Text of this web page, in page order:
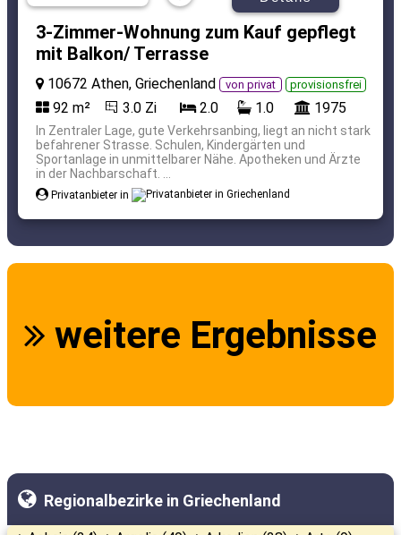
3-Zimmer-Wohnung zum Kauf gepflegt
mit Balkon/ Terrasse
10672 Athen, Griechenland von privat provisionsfrei
92 m² 3.0 Zi 2.0 1.0 1975
In Zentraler Lage, gute Verkehrsanbing, liegt an nicht stark
befahrener Strasse. Schulen, Kindergärten und
Sportanlage in unmittelbarer Nähe. Apotheken und Ärzte
in der Nachbarschaft. ...
Privatanbieter in
weitere Ergebnisse
Regionalbezirke in Griechenland